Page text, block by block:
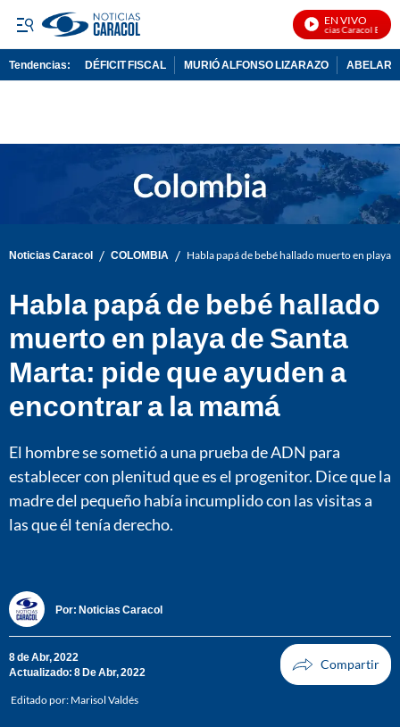
EN VIVO
Noticias Caracol En Vivo
Tendencias: DÉFICIT FISCAL MURIÓ ALFONSO LIZARAZO
Noticias Caracol / COLOMBIA / Habla papá de bebé hallado muerto en playa
Habla papá de bebé hallado
muerto en playa de Santa
Marta: pide que ayuden a
encontrar a la mamá
El hombre se sometió a una prueba de ADN para
establecer con plenitud que es el progenitor. Dice que la
madre del pequeño había incumplido con las visitas a
las que él tenía derecho.
Por: Noticias Caracol
8 de Abr, 2022
Actualizado: 8 De Abr, 2022
Editado por: Marisol Valdés